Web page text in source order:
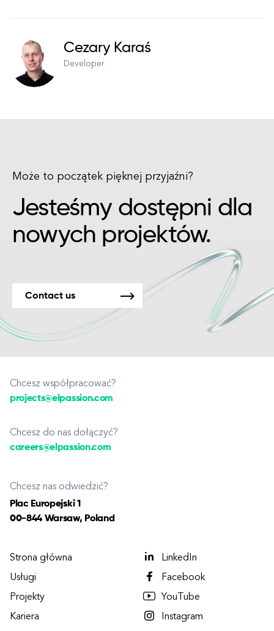
Cezary Karaś
Developer
Może to początek pięknej przyjaźni?
Jesteśmy dostępni dla
nowych projektów.
Contact us
Chcesz współpracować?
projects@elpassion.com
Chcesz do nas dołączyć?
careers@elpassion.com
Chcesz nas odwiedzić?
Plac Europejski 1
00-844 Warsaw, Poland
Strona główna
Usługi
Projekty
Kariera
LinkedIn
Facebook
YouTube
Instagram